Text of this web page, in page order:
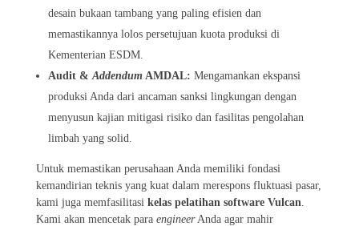
desain bukaan tambang yang paling efisien dan
memastikannya lolos persetujuan kuota produksi di
Kementerian ESDM.
Audit &Addendum AMDAL: Mengamankan ekspansi
produksi Anda dari ancaman sanksi lingkungan dengan
menyusun kajian mitigasi risiko dan fasilitas pengolahan
limbah yang solid.
Untuk memastikan perusahaan Anda memiliki fondasi
kemandirian teknis yang kuat dalam merespons fluktuasi pasar,
kami juga memfasilitasi kelas pelatihan software Vulcan
Kami akan mencetak para engineerAnda agar mahir